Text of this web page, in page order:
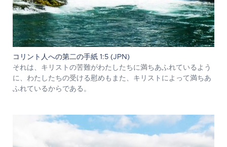
コリント人への第二の手紙 1:5 (JPN)
それは、キリストの苦難がわたしたちに満ちあふれているよう
に、わたしたちの受ける慰めもまた、キリストによって満ちあ
ふれているからである。